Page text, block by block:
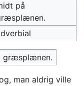
på
græsplænen.
man aldrig ville